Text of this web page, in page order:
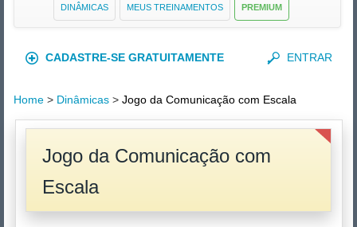
PREMIUM
MEUS TREINAMENTOS
DINÂMICAS
CADASTRE-SE GRATUITAMENTE ENTRAR
Home > Dinâmicas > Jogo da Comunicação com Escala
Jogo da Comunicação com
Escala